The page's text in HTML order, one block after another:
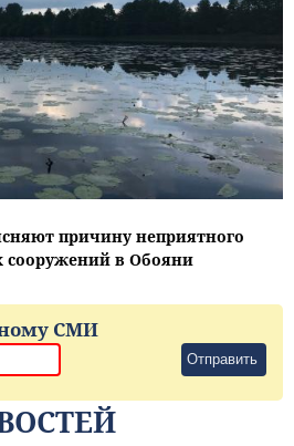
причину неприятного
сооружений в Обояни
СМИ
Отправить